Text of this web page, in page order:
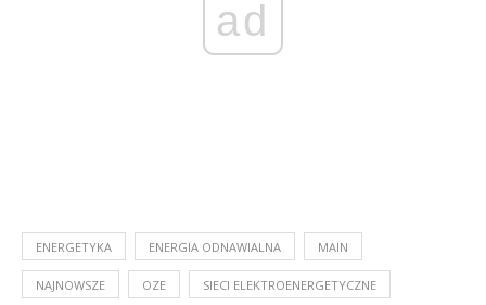
ad
ENERGETYKA ENERGIA ODNAWIALNA MAIN
NAJNOWSZE OZE SIECI ELEKTROENERGETYCZNE